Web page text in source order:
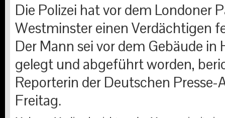
Die Polizei hat vor dem Londoner
Westminster einen Verdächtigen
Der Mann sei vor dem Gebäude in
gelegt und abgeführt worden,
Reporterin der Deutschen
Freitag.